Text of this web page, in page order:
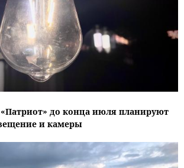
«Патриот» до конца июля планируют
и камеры